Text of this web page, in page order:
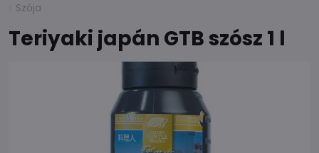
Szója
Teriyaki japán GTB szósz 1 l